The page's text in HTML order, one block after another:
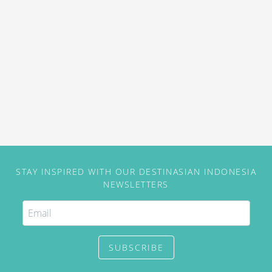
STAY INSPIRED WITH OUR DESTINASIAN INDONESIA
NEWSLETTERS
SUBSCRIBE